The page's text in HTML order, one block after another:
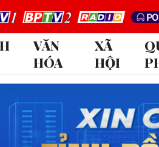
VĂN
HÓA
XÃ
HỘI